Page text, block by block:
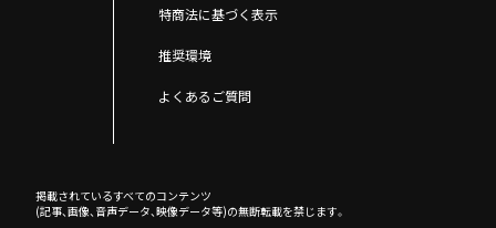
特商法に基づく表示
推奨環境
よくあるご質問
掲載されているすべてのコンテンツ
(記事、画像、音声データ、映像データ等)の無断転載を禁じます。